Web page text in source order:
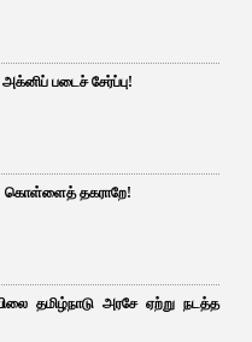
படைச் சேர்ப்பு!
கொள்ளைத் தகராறே!
தமிழ்நாடு அரசே ஏற்று நடத்த